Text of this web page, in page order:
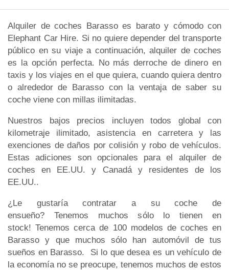
Alquiler de coches Barasso es barato y cómodo con
Elephant Car Hire. Si no quiere depender del transporte
público en su viaje a continuación, alquiler de coches
es la opción perfecta. No más derroche de dinero en
taxis y los viajes en el que quiera, cuando quiera dentro
o alrededor de Barasso con la ventaja de saber su
coche viene con millas ilimitadas.
Nuestros bajos precios incluyen todos global con
kilometraje ilimitado, asistencia en carretera y las
exenciones de daños por colisión y robo de vehículos.
Estas adiciones son opcionales para el alquiler de
coches en EE.UU. y Canadá y residentes de los
EE.UU..
¿Le gustaría contratar a su coche de
ensueño? Tenemos muchos sólo lo tienen en
stock! Tenemos cerca de 100 modelos de coches en
Barasso y que muchos sólo han automóvil de tus
sueños en Barasso. Si lo que desea es un vehículo de
la economía no se preocupe, tenemos muchos de estos